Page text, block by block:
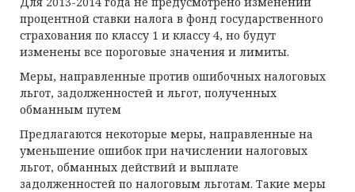
процентной ставки налога в фонд государственного
страхования по классу 1 и классу 4, но будут
изменены все пороговые значения и лимиты.
Меры, направленные против ошибочных налоговых
льгот, задолженностей и льгот, полученных
обманным путем
Предлагаются некоторые меры, направленные на
уменьшение ошибок при начислении налоговых
льгот, обманных действий и выплате
задолженностей по налоговым льготам. Такие меры